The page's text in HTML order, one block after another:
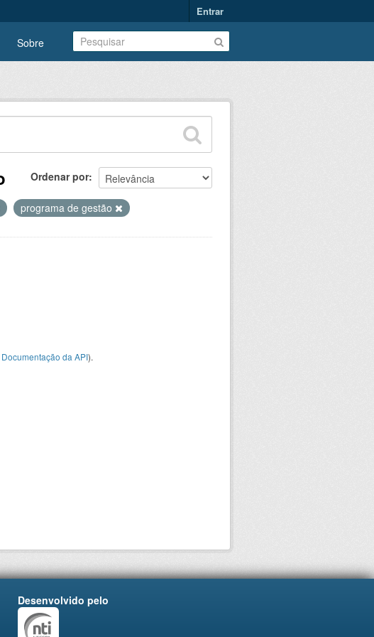
Entrar
Sobre
Ordenar por
programa de gestão
Documentação da API).
Desenvolvido pelo